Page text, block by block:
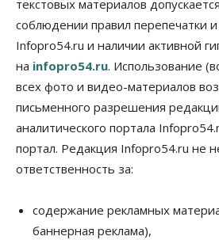
Власть
Школы, библиотеки,
депутаты Госдумы
социальных объектах
07 Августа 2026, 12:35
Общество
Синоптики рассказали о
на выходных
07 Августа 2026, 12:00
Общество
07 Августа 2026, 11:30
текстовых материалов
соблюдении правил перепечатки
Infopro54.ru и наличии активной
на infopro54.ru. Использование
всех фото и видео-материалов
письменного разрешения
аналитического портала
портал. Редакция Infopro54.ru не
ответственность за:
содержание рекламных
баннерная реклама),